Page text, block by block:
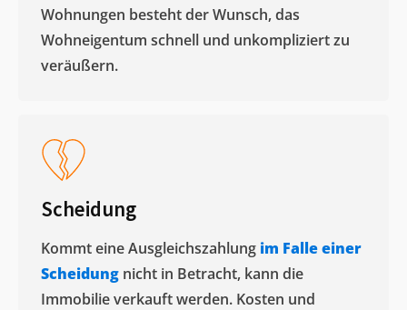
Wohnungen besteht der Wunsch, das
Wohneigentum schnell und unkompliziert zu
veräußern. ​
Scheidung
Kommt eine Ausgleichszahlung im Falle einer
Scheidung nicht in Betracht, kann die
Immobilie verkauft werden. Kosten und